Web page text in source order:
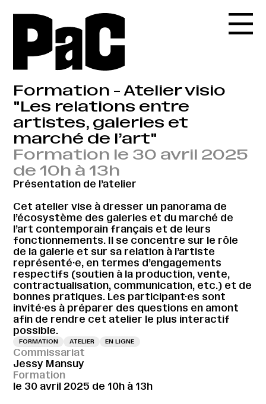
Formation - Atelier visio
"Les relations entre
artistes, galeries et
marché de l’art"
Formation le 30 avril 2025
de 10h à 13h
Présentation de l’atelier
Cet atelier vise à dresser un panorama de
l’écosystème des galeries et du marché de
l’art contemporain français et de leurs
fonctionnements. Il se concentre sur le rôle
de la galerie et sur sa relation à l’artiste
représenté·e, en termes d’engagements
respectifs (soutien à la production, vente,
contractualisation, communication, etc.) et de
bonnes pratiques. Les participant·es sont
invité·es à préparer des questions en amont
afin de rendre cet atelier le plus interactif
possible.
FORMATION ATELIER EN LIGNE
Commissariat
Jessy Mansuy
Formation
le 30 avril 2025 de 10h à 13h